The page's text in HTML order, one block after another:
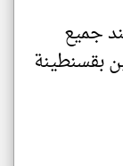
جميع
بقسنطينة